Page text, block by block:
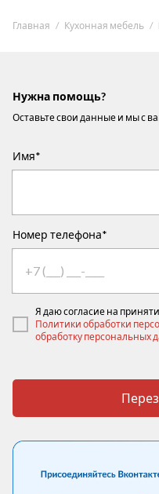
Главная Кухонная мебель
Нужна помощь?
Оставьте свои данные и мы с
Имя*
Номер телефона*
Я даю согласие на
Политики обработки
обработку персональных